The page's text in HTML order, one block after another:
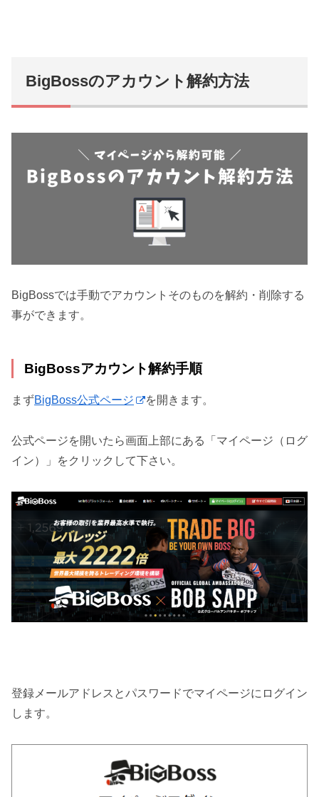
BigBossのアカウント解約方法
BigBossでは手動でアカウントそのものを解約・削除する
事ができます。
BigBossアカウント解約手順
まずBigBoss公式ページ を開きます。
公式ページを開いたら画面上部にある「マイページ（ログ
イン）」をクリックして下さい。
登録メールアドレスとパスワードでマイページにログイン
します。